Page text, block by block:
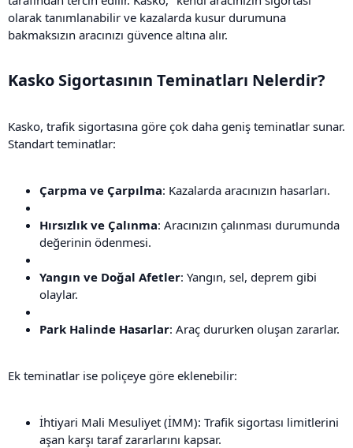
olarak tanımlanabilir ve kazalarda kusur durumuna
bakmaksızın aracınızı güvence altına alır.
Kasko Sigortasının Teminatları Nelerdir?​
Kasko, trafik sigortasına göre çok daha geniş teminatlar sunar.
Standart teminatlar:
Çarpma ve Çarpılma: Kazalarda aracınızın hasarları.
Hırsızlık ve Çalınma: Aracınızın çalınması durumunda
değerinin ödenmesi.
Yangın ve Doğal Afetler: Yangın, sel, deprem gibi
olaylar.
Park Halinde Hasarlar: Araç dururken oluşan zararlar.
Ek teminatlar ise poliçeye göre eklenebilir:
İhtiyari Mali Mesuliyet (İMM): Trafik sigortası limitlerini
aşan karşı taraf zararlarını kapsar.